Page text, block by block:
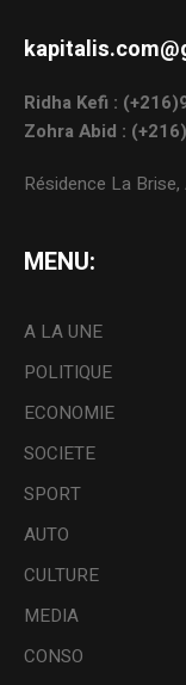
Ridha Kefi :
Zohra Abid :
Résidence La
MENU:
A LA UNE
POLITIQUE
ECONOMIE
SOCIETE
SPORT
AUTO
CULTURE
MEDIA
CONSO